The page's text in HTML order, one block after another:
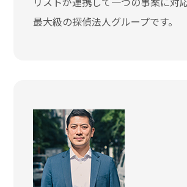
最大級の探偵法人グループです。